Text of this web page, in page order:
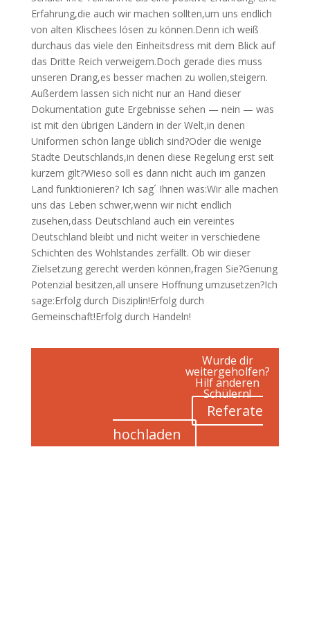
Erfahrung,die auch wir machen sollten,um uns endlich
von alten Klischees lösen zu können.Denn ich weiß
durchaus das viele den Einheitsdress mit dem Blick auf
das Dritte Reich verweigern.Doch gerade dies muss
unseren Drang,es besser machen zu wollen,steigern.
Außerdem lassen sich nicht nur an Hand dieser
Dokumentation gute Ergebnisse sehen — nein — was
ist mit den übrigen Ländern in der Welt,in denen
Uniformen schön lange üblich sind?Oder die wenige
Städte Deutschlands,in denen diese Regelung erst seit
kurzem gilt?Wieso soll es dann nicht auch im ganzen
Land funktionieren? Ich sag´ Ihnen was:Wir alle machen
uns das Leben schwer,wenn wir nicht endlich
zusehen,dass Deutschland auch ein vereintes
Deutschland bleibt und nicht weiter in verschiedene
Schichten des Wohlstandes zerfällt. Ob wir dieser
Zielsetzung gerecht werden können,fragen Sie?Genung
Potenzial besitzen,all unsere Hoffnung umzusetzen?Ich
sage:Erfolg durch Disziplin!Erfolg durch
Gemeinschaft!Erfolg durch Handeln!
Wurde dir
weitergeholfen?
Hilf anderen
Schülern!
Referate
hochladen